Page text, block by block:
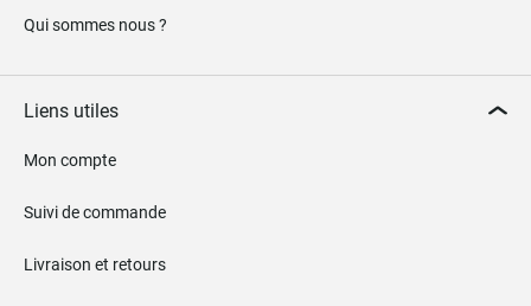
Qui sommes nous ?
Liens utiles
Mon compte
Suivi de commande
Livraison et retours